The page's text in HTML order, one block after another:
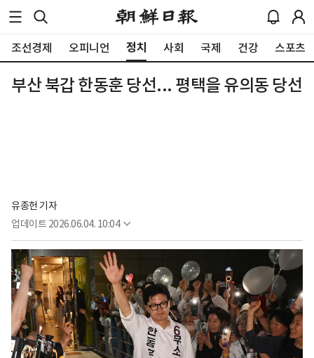
조선경제 오피니언 정치 사회 국제 건강 스포츠
부산 북갑 한동훈 당선... 평택을 유의동 당선
유종헌 기자
업데이트 2026.06.04. 10:04